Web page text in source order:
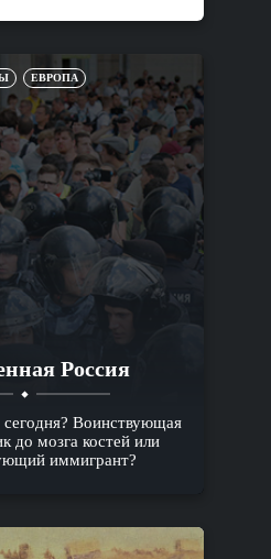
ЕВРОПА
Россия
Воинствующая
до мозга костей или
иммигрант?